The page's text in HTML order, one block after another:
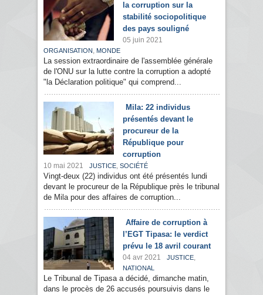
la corruption sur la
stabilité sociopolitique
des pays souligné
05 juin 2021
ORGANISATION , MONDE
La session extraordinaire de l'assemblée générale
de l'ONU sur la lutte contre la corruption a adopté
"la Déclaration politique" qui comprend...
Mila: 22 individus
présentés devant le
procureur de la
République pour
corruption
10 mai 2021 JUSTICE, SOCIÉTÉ
Vingt-deux (22) individus ont été présentés lundi
devant le procureur de la République près le tribunal
de Mila pour des affaires de corruption...
Affaire de corruption à
l’EGT Tipasa: le verdict
prévu le 18 avril courant
04 avr 2021 JUSTICE,
NATIONAL
Le Tribunal de Tipasa a décidé, dimanche matin,
dans le procès de 26 accusés poursuivis dans le